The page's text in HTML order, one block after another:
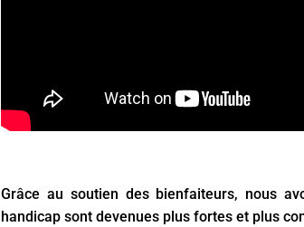
Grâce au soutien des bienfaiteurs, nous
handicap sont devenues plus fortes et plus